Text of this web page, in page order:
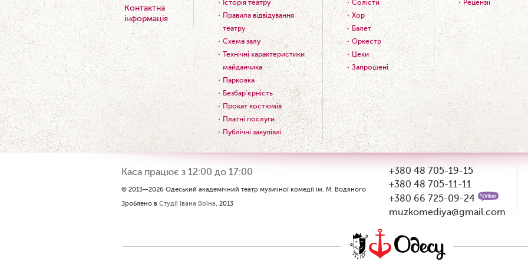
Контактна
інформація
Історія театру
Правила відвідування
театру
Схема залу
Технічні характеристики
майданчика
Парковка
Безбар'єрність
Прокат костюмів
Платні послуги
Публічні закупівлі
Солісти
Хор
Балет
Оркестр
Цехи
Запрошені
Рецензії
Каса працює з 12:00 до 17:00
© 2013—2026 Одеський академічний театр музичної комедії ім. М. Водяного
Зроблено в Студії Івана Воїна, 2013
+380 48 705-19-15
+380 48 705-11-11
+380 66 725-09-24
muzkomediya@gmail.com